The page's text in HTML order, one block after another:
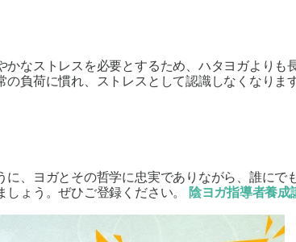
なストレスを必要とするため、ハタヨガよりも
負荷に慣れ、ストレスとして認識しなくなりま
、ヨガとその哲学に忠実でありながら、誰にで
ょう。ぜひご登録ください。
陰ヨガ指導者養成